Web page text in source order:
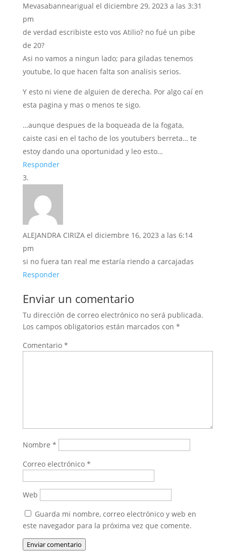
Mevasabannearigual el diciembre 29, 2023 a las 3:31
pm
de verdad escribiste esto vos Atilio? no fué un pibe
de 20?
Asi no vamos a ningun lado; para giladas tenemos
youtube, lo que hacen falta son analisis serios.
Y esto ni viene de alguien de derecha. Por algo caí en
esta pagina y mas o menos te sigo.
…aunque despues de la boqueada de la fogata,
caiste casi en el tacho de los youtubers berreta… te
estoy dando una oportunidad y leo esto…
Responder
ALEJANDRA CIRIZA el diciembre 16, 2023 a las 6:14
pm
si no fuera tan real me estaría riendo a carcajadas
Responder
Enviar un comentario
Tu dirección de correo electrónico no será publicada.
Los campos obligatorios están marcados con *
Comentario *
Nombre *
Correo electrónico *
Web
Guarda mi nombre, correo electrónico y web en
este navegador para la próxima vez que comente.
Enviar comentario